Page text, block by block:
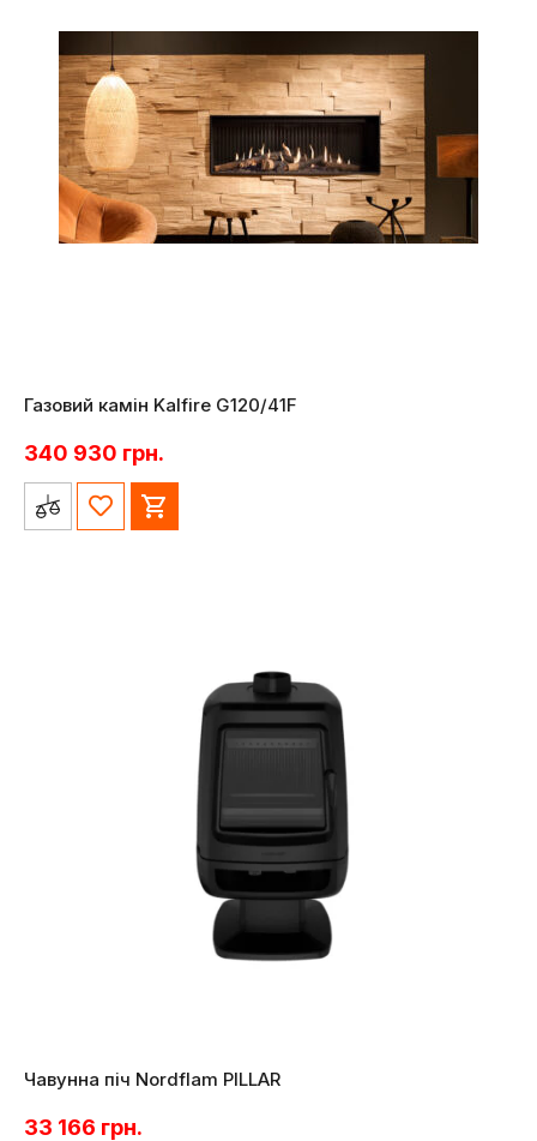
Газовий камін Kalfire G120/41F
340 930 грн.
Чавунна піч Nordflam PILLAR
33 166 грн.